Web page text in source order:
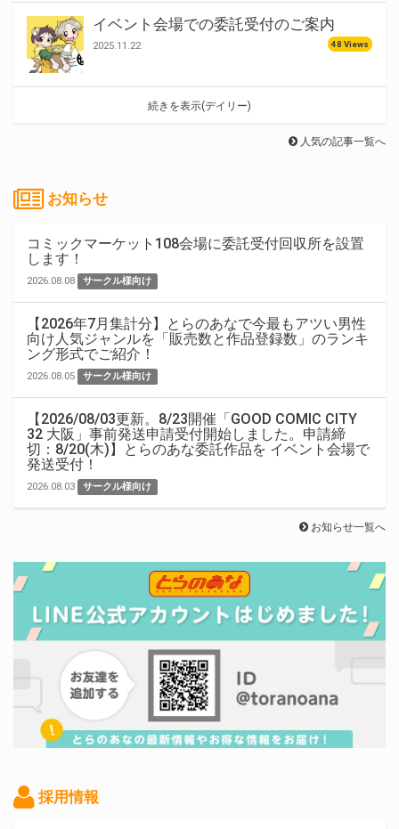
イベント会場での委託受付のご案内
2025.11.22 48 Views
続きを表示(デイリー)
人気の記事一覧へ
お知らせ
コミックマーケット108会場に委託受付回収所を設置
します！
2026.08.08 サークル様向け
【2026年7月集計分】とらのあなで今最もアツい男性
向け人気ジャンルを「販売数と作品登録数」のランキ
ング形式でご紹介！
2026.08.05 サークル様向け
【2026/08/03更新。8/23開催「GOOD COMIC CITY
32 大阪」事前発送申請受付開始しました。申請締
切：8/20(木)】とらのあな委託作品を イベント会場で
発送受付！
2026.08.03 サークル様向け
お知らせ一覧へ
採用情報